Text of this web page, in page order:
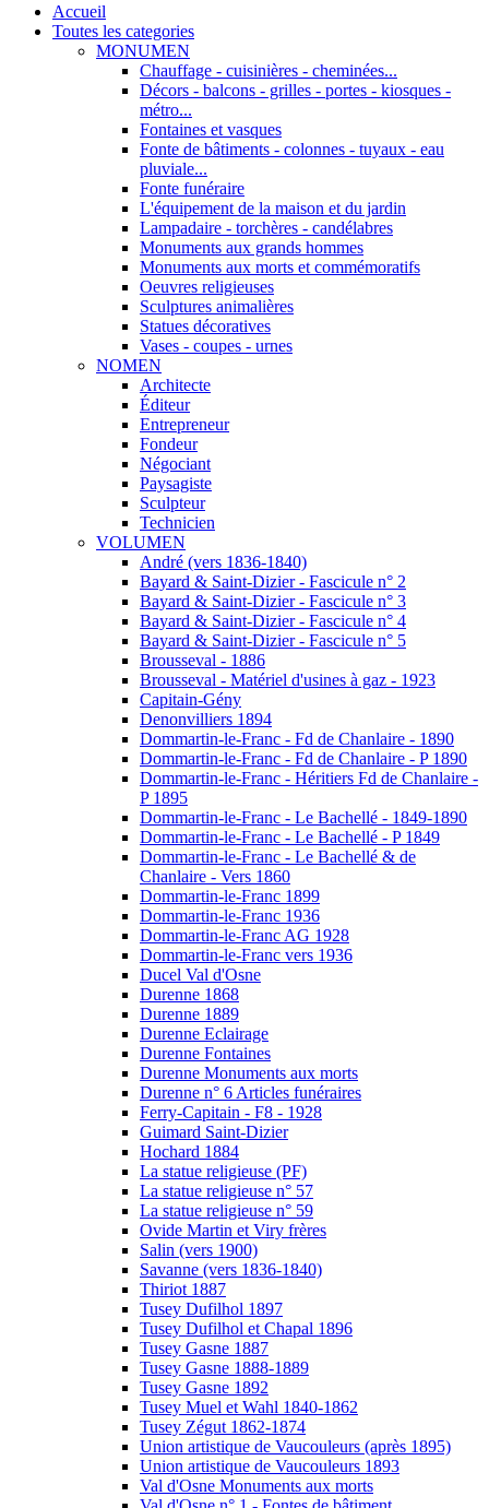
Accueil
Toutes les categories
MONUMEN
Chauffage - cuisinières - cheminées...
Décors - balcons - grilles - portes - kiosques -
métro...
Fontaines et vasques
Fonte de bâtiments - colonnes - tuyaux - eau
pluviale...
Fonte funéraire
L'équipement de la maison et du jardin
Lampadaire - torchères - candélabres
Monuments aux grands hommes
Monuments aux morts et commémoratifs
Oeuvres religieuses
Sculptures animalières
Statues décoratives
Vases - coupes - urnes
NOMEN
Architecte
Éditeur
Entrepreneur
Fondeur
Négociant
Paysagiste
Sculpteur
Technicien
VOLUMEN
André (vers 1836-1840)
Bayard & Saint-Dizier - Fascicule n° 2
Bayard & Saint-Dizier - Fascicule n° 3
Bayard & Saint-Dizier - Fascicule n° 4
Bayard & Saint-Dizier - Fascicule n° 5
Brousseval - 1886
Brousseval - Matériel d'usines à gaz - 1923
Capitain-Gény
Denonvilliers 1894
Dommartin-le-Franc - Fd de Chanlaire - 1890
Dommartin-le-Franc - Fd de Chanlaire - P 1890
Dommartin-le-Franc - Héritiers Fd de Chanlaire -
P 1895
Dommartin-le-Franc - Le Bachellé - 1849-1890
Dommartin-le-Franc - Le Bachellé - P 1849
Dommartin-le-Franc - Le Bachellé & de
Chanlaire - Vers 1860
Dommartin-le-Franc 1899
Dommartin-le-Franc 1936
Dommartin-le-Franc AG 1928
Dommartin-le-Franc vers 1936
Ducel Val d'Osne
Durenne 1868
Durenne 1889
Durenne Eclairage
Durenne Fontaines
Durenne Monuments aux morts
Durenne n° 6 Articles funéraires
Ferry-Capitain - F8 - 1928
Guimard Saint-Dizier
Hochard 1884
La statue religieuse (PF)
La statue religieuse n° 57
La statue religieuse n° 59
Ovide Martin et Viry frères
Salin (vers 1900)
Savanne (vers 1836-1840)
Thiriot 1887
Tusey Dufilhol 1897
Tusey Dufilhol et Chapal 1896
Tusey Gasne 1887
Tusey Gasne 1888-1889
Tusey Gasne 1892
Tusey Muel et Wahl 1840-1862
Tusey Zégut 1862-1874
Union artistique de Vaucouleurs (après 1895)
Union artistique de Vaucouleurs 1893
Val d'Osne Monuments aux morts